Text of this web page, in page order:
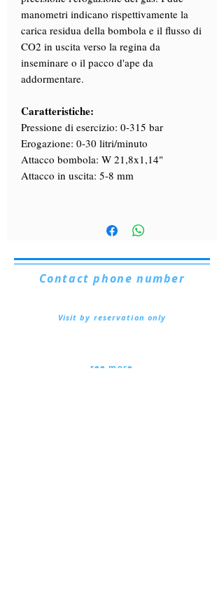
manometri indicano rispettivamente la
carica residua della bombola e il flusso di
CO2 in uscita verso la regina da
inseminare o il pacco d'ape da
addormentare.
Caratteristiche:
Pressione di esercizio: 0-315 bar
Erogazione: 0-30 litri/minuto
Attacco bombola: W 21,8x1,14"
Attacco in uscita: 5-8 mm
Visit by reservation only
... see more ...
Contact phone number